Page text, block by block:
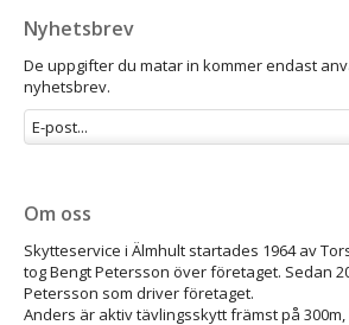
Nyhetsbrev
De uppgifter du matar in kommer endast
nyhetsbrev.
Om oss
Skytteservice i Älmhult startades 1964 av
tog Bengt Petersson över företaget. Sedan
Petersson som driver företaget.
Anders är aktiv tävlingsskytt främst på